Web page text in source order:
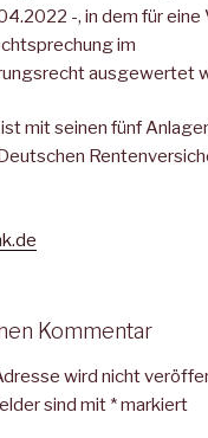
-, in dem für eine
im
ausgewertet
mit seinen fünf
Kommentar
wird nicht
sind mit *markiert